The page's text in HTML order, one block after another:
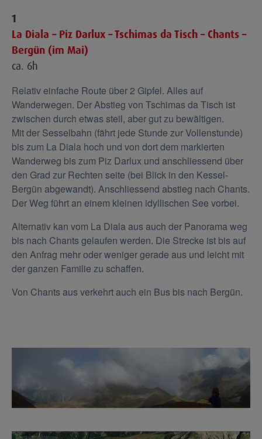
1
La Diala – Piz Darlux – Tschimas da Tisch – Chants –
Bergün (im Mai)
ca. 6h
Relativ einfache Route über 2 Gipfel. Alles auf
Wanderwegen. Der Abstieg von Tschimas da Tisch ist
zwischen durch etwas steil, aber gut zu bewältigen.
Mit der Sesselbahn (fährt jede Stunde zur Vollenstunde)
bis zum La Diala hoch und von dort dem markierten
Wanderweg bis zum Piz Darlux und anschliessend über
den Grad zur Rechten seite (bei Blick in den Kessel-
Bergün abgewandt). Anschliessend abstieg nach Chants.
Der Weg führt an einem kleinen idyllischen See vorbei.
Alternativ kan vom La Diala aus auch der Panorama weg
bis nach Chants gelaufen werden. Die Strecke ist bis auf
den Anfrag mehr oder weniger gerade aus und leicht mit
der ganzen Familie zu schaffen.
Von Chants aus verkehrt auch ein Bus bis nach Bergün.